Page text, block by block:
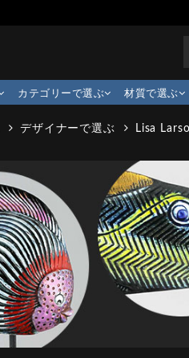
カテゴリーで選ぶ 材質で選ぶ
デザイナーで選ぶ Lisa